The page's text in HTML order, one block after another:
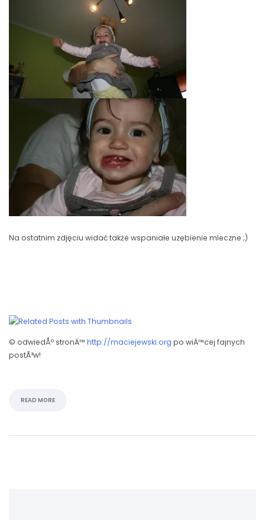
Na ostatnim zdjęciu widać także wspaniałe uzębienie mleczne ;)
© odwiedÅº stronÄ™ http://maciejewski.org po wiÄ™cej fajnych
postÃ³w!
READ MORE